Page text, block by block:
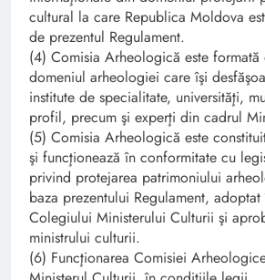
cultural la care Republica Moldova
de prezentul Regulament.
(4) Comisia Arheologică este
domeniul arheologiei care îşi
institute de specialitate, universităţi,
profil, precum şi experţi din cadrul
(5) Comisia Arheologică este
şi funcţionează în conformitate cu
privind protejarea patrimoniului
baza prezentului Regulament,
Colegiului Ministerului Culturii şi
ministrului culturii.
(6) Funcţionarea Comisiei